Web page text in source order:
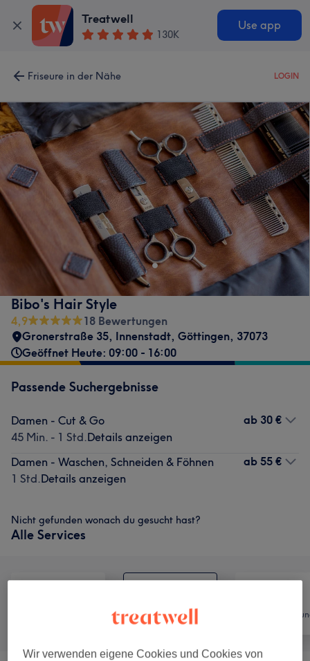
Treatwell
130K
Use app
Friseure in der Nähe LOGIN
Bibo's Hair Style
4,9
18 Bewertungen
Gronerstraße 35, Innenstadt, Göttingen, 37073
Geöffnet Heute: 09:00 - 16:00
Passende Suchergebnisse
Damen - Cut & Go
45 Min. - 1 Std.Details anzeigen
ab 30 €
Damen - Waschen, Schneiden & Föhnen
1 Std.Details anzeigen
ab 55 €
Nicht gefunden wonach du gesucht hast?
Alle Services
Friseur
Wir verwenden eigene Cookies und Cookies von